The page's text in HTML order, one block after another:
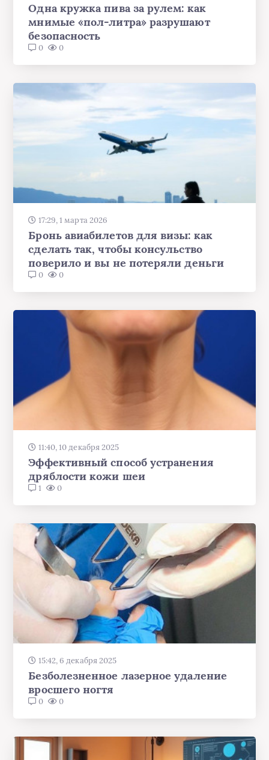
Одна кружка пива за рулем: как
мнимые «пол-литра» разрушают
безопасность
0 0
17:29, 1 марта 2026
Бронь авиабилетов для визы: как
сделать так, чтобы консульство
поверило и вы не потеряли деньги
0 0
11:40, 10 декабря 2025
Эффективный способ устранения
дряблости кожи шеи
1 0
15:42, 6 декабря 2025
Безболезненное лазерное удаление
вросшего ногтя
0 0